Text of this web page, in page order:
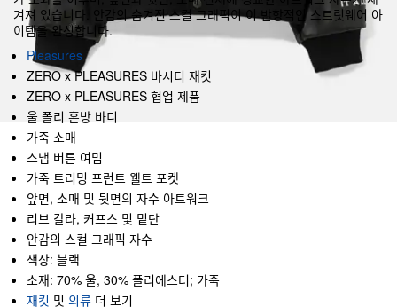
겨져 있습니다. 안감의 숨겨진 스컬 그래픽이 이 반항적인 스트릿웨어 아
이템을 완성합니다.
Pleasures
ZERO x PLEASURES 바시티 재킷
ZERO x PLEASURES 협업 제품
울 폴리 혼방 바디
가죽 소매
스냅 버튼 여밈
가죽 트리밍 프런트 웰트 포켓
앞면, 소매 및 뒷면의 자수 아트워크
리브 칼라, 커프스 및 밑단
안감의 스컬 그래픽 자수
색상: 블랙
소재: 70% 울, 30% 폴리에스터; 가죽
재킷 및 의류 더 보기